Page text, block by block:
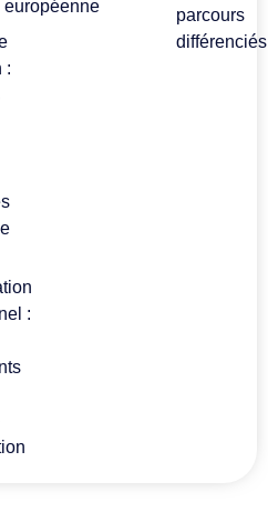
:
:
européenne
parcours
différenciés